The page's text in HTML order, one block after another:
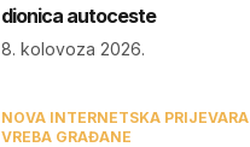
dionica autoceste
8. kolovoza 2026.
NOVA INTERNETSKA PRIJEVARA
VREBA GRAĐANE